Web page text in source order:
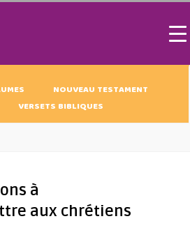
NOUVEAU TESTAMENT
VERSETS BIBLIQUES
à
aux chrétiens